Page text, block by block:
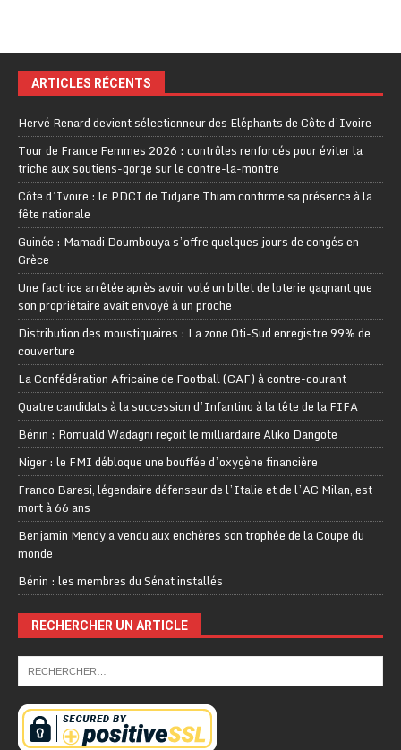
ARTICLES RÉCENTS
Hervé Renard devient sélectionneur des Eléphants de Côte d’Ivoire
Tour de France Femmes 2026 : contrôles renforcés pour éviter la
triche aux soutiens-gorge sur le contre-la-montre
Côte d’Ivoire : le PDCI de Tidjane Thiam confirme sa présence à la
fête nationale
Guinée : Mamadi Doumbouya s’offre quelques jours de congés en
Grèce
Une factrice arrêtée après avoir volé un billet de loterie gagnant que
son propriétaire avait envoyé à un proche
Distribution des moustiquaires : La zone Oti-Sud enregistre 99% de
couverture
La Confédération Africaine de Football (CAF) à contre-courant
Quatre candidats à la succession d’Infantino à la tête de la FIFA
Bénin : Romuald Wadagni reçoit le milliardaire Aliko Dangote
Niger : le FMI débloque une bouffée d’oxygène financière
Franco Baresi, légendaire défenseur de l’Italie et de l’AC Milan, est
mort à 66 ans
Benjamin Mendy a vendu aux enchères son trophée de la Coupe du
monde
Bénin : les membres du Sénat installés
RECHERCHER UN ARTICLE